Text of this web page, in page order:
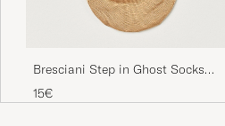
Bresciani Step in Ghost Socks
Beige
15€